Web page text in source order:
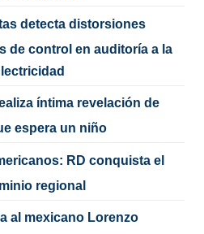
detecta distorsiones
de control en auditoría a la
íntima revelación de
espera un niño
RD conquista el
regional
al mexicano Lorenzo